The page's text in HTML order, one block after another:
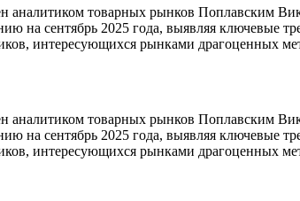
товарных рынков Поплавским
на сентябрь 2025 года, выявляя
интересующихся рынками драгоценных
товарных рынков Поплавским
на сентябрь 2025 года, выявляя
интересующихся рынками драгоценных